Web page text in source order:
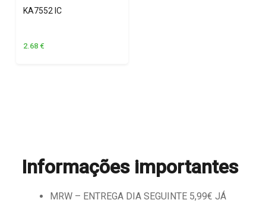
KA7552 IC
2.68 €
Informações importantes
MRW – ENTREGA DIA SEGUINTE 5,99€ JÁ